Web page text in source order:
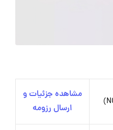
مشاهده جزئیات و
ارسال رزومه